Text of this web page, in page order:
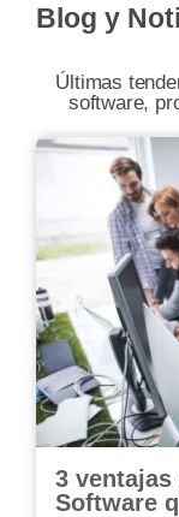
Blog y
Últimas
software,
3
Software